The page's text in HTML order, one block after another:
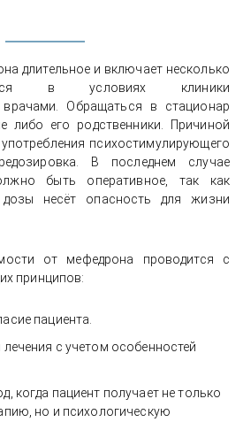
длительное и включает несколько
в условиях клиники
Обращаться в стационар
либо его родственники. Причиной
психостимулирующего
В последнем случае
быть оперативное, так как
несёт опасность для жизни
от мефедрона проводится с
принципов:
пациента.
с учетом особенностей
когда пациент получает не только
но и психологическую